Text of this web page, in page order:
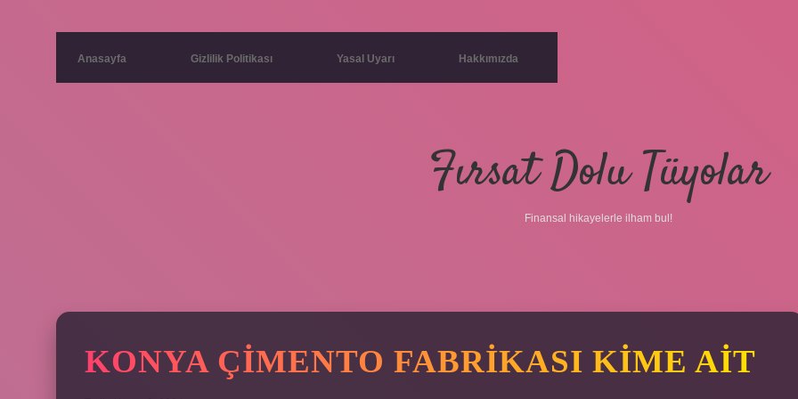
Anasayfa Gizlilik Politikası Yasal Uyarı Hakkımızda
Fırsat Dolu Tüyolar
Finansal hikayelerle ilham bul!
KONYA ÇIMENTO FABRIKASI KIME AIT